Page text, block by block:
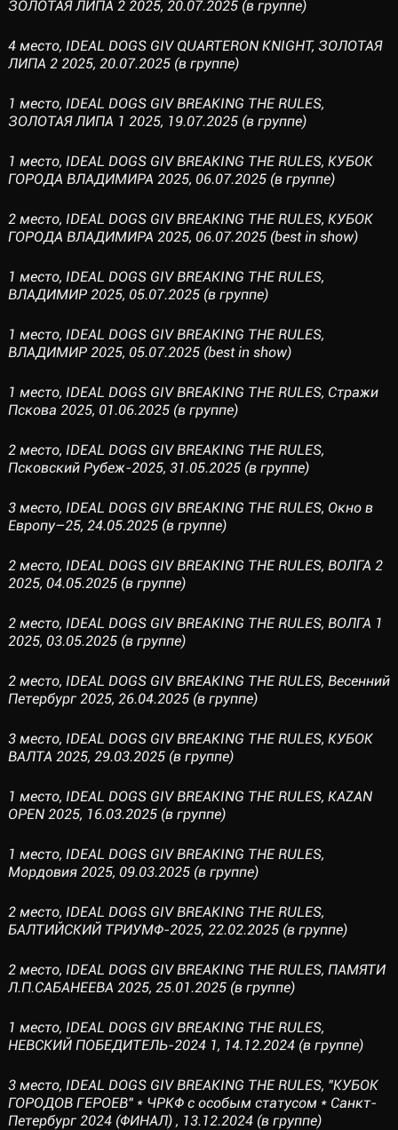
ЗОЛОТАЯ ЛИПА 2 2025, 20.07.2025 (в группе)
4 место, IDEAL DOGS GIV QUARTERON KNIGHT, ЗОЛОТАЯ
ЛИПА 2 2025, 20.07.2025 (в группе)
1 место, IDEAL DOGS GIV BREAKING THE RULES,
ЗОЛОТАЯ ЛИПА 1 2025, 19.07.2025 (в группе)
1 место, IDEAL DOGS GIV BREAKING THE RULES, КУБОК
ГОРОДА ВЛАДИМИРА 2025, 06.07.2025 (в группе)
2 место, IDEAL DOGS GIV BREAKING THE RULES, КУБОК
ГОРОДА ВЛАДИМИРА 2025, 06.07.2025 (best in show)
1 место, IDEAL DOGS GIV BREAKING THE RULES,
ВЛАДИМИР 2025, 05.07.2025 (в группе)
1 место, IDEAL DOGS GIV BREAKING THE RULES,
ВЛАДИМИР 2025, 05.07.2025 (best in show)
1 место, IDEAL DOGS GIV BREAKING THE RULES, Стражи
Пскова 2025, 01.06.2025 (в группе)
2 место, IDEAL DOGS GIV BREAKING THE RULES,
Псковский Рубеж-2025, 31.05.2025 (в группе)
3 место, IDEAL DOGS GIV BREAKING THE RULES, Окно в
Европу–25, 24.05.2025 (в группе)
2 место, IDEAL DOGS GIV BREAKING THE RULES, ВОЛГА 2
2025, 04.05.2025 (в группе)
2 место, IDEAL DOGS GIV BREAKING THE RULES, ВОЛГА 1
2025, 03.05.2025 (в группе)
2 место, IDEAL DOGS GIV BREAKING THE RULES, Весенний
Петербург 2025, 26.04.2025 (в группе)
3 место, IDEAL DOGS GIV BREAKING THE RULES, КУБОК
ВАЛТА 2025, 29.03.2025 (в группе)
1 место, IDEAL DOGS GIV BREAKING THE RULES, KAZAN
OPEN 2025, 16.03.2025 (в группе)
1 место, IDEAL DOGS GIV BREAKING THE RULES,
Мордовия 2025, 09.03.2025 (в группе)
2 место, IDEAL DOGS GIV BREAKING THE RULES,
БАЛТИЙСКИЙ ТРИУМФ-2025, 22.02.2025 (в группе)
2 место, IDEAL DOGS GIV BREAKING THE RULES, ПАМЯТИ
Л.П.САБАНЕЕВА 2025, 25.01.2025 (в группе)
1 место, IDEAL DOGS GIV BREAKING THE RULES,
НЕВСКИЙ ПОБЕДИТЕЛЬ-2024 1, 14.12.2024 (в группе)
3 место, IDEAL DOGS GIV BREAKING THE RULES, "КУБОК
ГОРОДОВ ГЕРОЕВ" * ЧРКФ с особым статусом * Санкт-
Петербург 2024 (ФИНАЛ) , 13.12.2024 (в группе)